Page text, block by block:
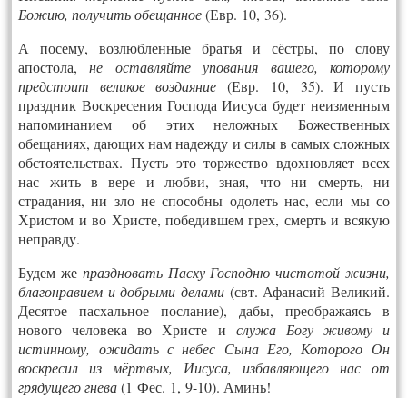
Божию, получить обещанное(Евр. 10, 36).
А посему, возлюбленные братья и сёстры, по слову
апостола,не оставляйте упования вашего, которому
предстоит великое воздаяние (Евр. 10, 35). И пусть
праздник Воскресения Господа Иисуса будет неизменным
напоминанием об этих неложных Божественных
обещаниях, дающих нам надежду и силы в самых сложных
обстоятельствах. Пусть это торжество вдохновляет всех
нас жить в вере и любви, зная, что ни смерть, ни
страдания, ни зло не способны одолеть нас, если мы со
Христом и во Христе, победившем грех, смерть и всякую
неправду.
Будем же праздновать Пасху Господню чистотой жизни,
благонравием и добрыми делами (свт. Афанасий Великий.
Десятое пасхальное послание), дабы, преображаясь в
нового человека во Христе и служа Богу живому и
истинному, ожидать с небес Сына Его, Которого Он
воскресил из мёртвых, Иисуса, избавляющего нас от
грядущего гнева(1 Фес. 1, 9-10). Аминь!